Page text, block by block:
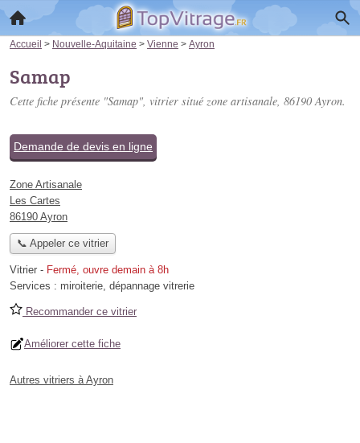
Accueil > Nouvelle-Aquitaine > Vienne > Ayron
Samap
Cette fiche présente "Samap", vitrier situé zone artisanale, 86190 Ayron.
Demande de devis en ligne
Zone Artisanale
Les Cartes
86190 Ayron
📞 Appeler ce vitrier
Vitrier - Fermé, ouvre demain à 8h
Services : miroiterie, dépannage vitrerie
Recommander ce vitrier
Améliorer cette fiche
Autres vitriers à Ayron